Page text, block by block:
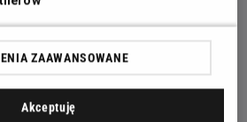
ZAAWANSOWANE
Akceptuję